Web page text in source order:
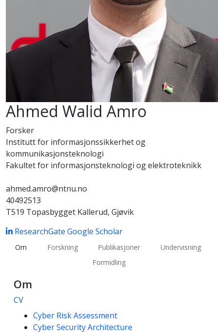
Ahmed Walid Amro
Forsker
Institutt for informasjonssikkerhet og
kommunikasjonsteknologi
Fakultet for informasjonsteknologi og elektroteknikk
ahmed.amro@ntnu.no
40492513
T519 Topasbygget Kallerud, Gjøvik
ResearchGate Google Scholar
Om Forskning Publikasjoner
Undervisning
Formidling
Om
CV
Kompetanseord
Cyber Risk Assessment
Cyber Security Architecture